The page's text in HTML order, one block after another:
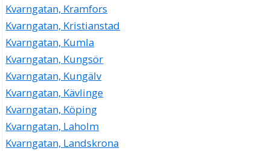
Kvarngatan, Kramfors
Kvarngatan, Kristianstad
Kvarngatan, Kumla
Kvarngatan, Kungsör
Kvarngatan, Kungälv
Kvarngatan, Kävlinge
Kvarngatan, Köping
Kvarngatan, Laholm
Kvarngatan, Landskrona